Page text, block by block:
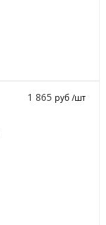
1 865руб /шт